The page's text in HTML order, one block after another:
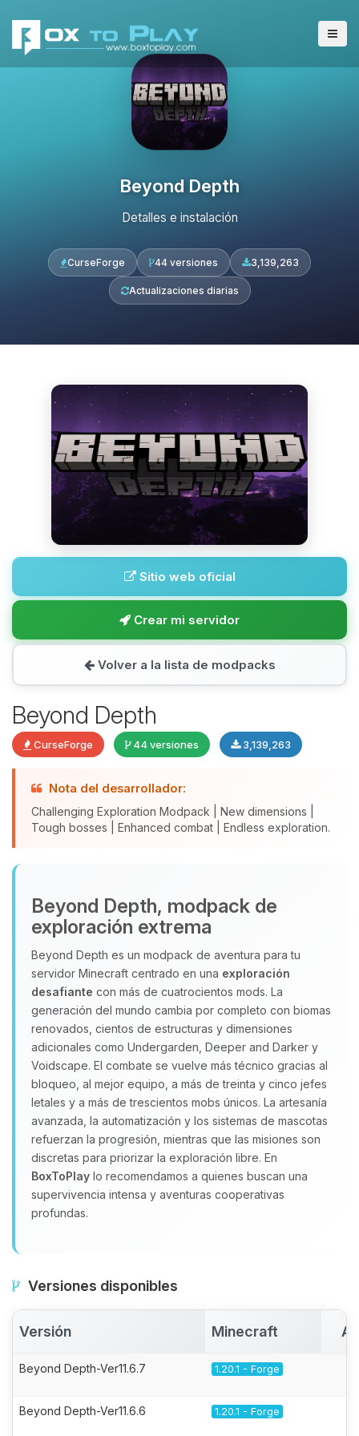
Beyond Depth
Detalles e instalación
CurseForge 44 versiones 3,139,263
Actualizaciones diarias
Sitio web oficial
Crear mi servidor
Volver a la lista de modpacks
Beyond Depth
CurseForge 44 versiones 3,139,263
Nota del desarrollador:
Challenging Exploration Modpack | New dimensions |
Tough bosses | Enhanced combat | Endless exploration.
Beyond Depth, modpack de
exploración extrema
Beyond Depth es un modpack de aventura para tu
servidor Minecraft centrado en una exploración
desafiante con más de cuatrocientos mods. La
generación del mundo cambia por completo con biomas
renovados, cientos de estructuras y dimensiones
adicionales como Undergarden, Deeper and Darker y
Voidscape. El combate se vuelve más técnico gracias al
bloqueo, al mejor equipo, a más de treinta y cinco jefes
letales y a más de trescientos mobs únicos. La artesanía
avanzada, la automatización y los sistemas de mascotas
refuerzan la progresión, mientras que las misiones son
discretas para priorizar la exploración libre. En
BoxToPlay lo recomendamos a quienes buscan una
supervivencia intensa y aventuras cooperativas
profundas.
Versiones disponibles
Versión Minecraft
Beyond Depth-Ver11.6.7 1.20.1 - Forge
Beyond Depth-Ver11.6.6 1.20.1 - Forge
Yupi, por fin alguien con quien
hablar! Soy Choupy, tu pequeno
asistente de BoxToPlay. Cuentame
que necesitas y moveré mis
pequenos circuitos para ayudarte.
05/08/2026 22:27